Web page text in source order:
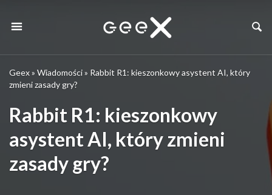
Geex» Wiadomości» Rabbit R1: kieszonkowy asystent AI, który
zmieni zasady gry?
Rabbit R1: kieszonkowy
asystent AI, który zmieni
zasady gry?